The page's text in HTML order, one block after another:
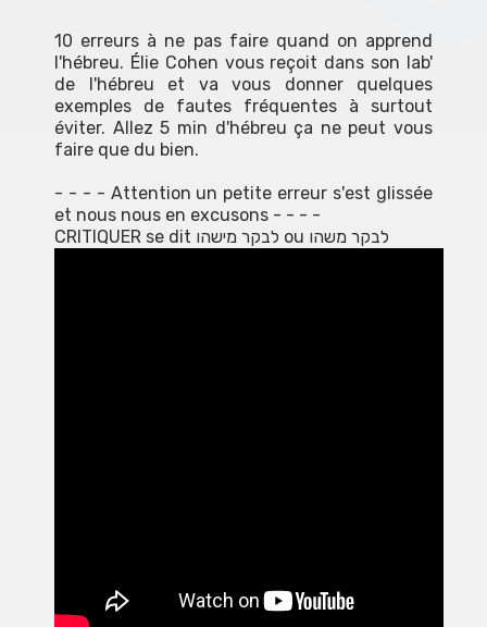
10 erreurs à ne pas faire quand on apprend
l'hébreu. Élie Cohen vous reçoit dans son lab'
de l'hébreu et va vous donner quelques
exemples de fautes fréquentes à surtout
éviter. Allez 5 min d'hébreu ça ne peut vous
faire que du bien.
- - - - Attention un petite erreur s'est glissée
et nous nous en excusons - - - -
CRITIQUER se dit ‏ לבקר מישהוou ‏לבקר משהו